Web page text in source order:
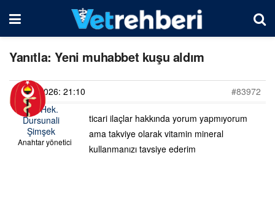
Yanıtla: Yeni muhabbet kuşu aldım
20/06/2026: 21:10
#83972
Vet. Hek.
Dursunali
Şimşek
Anahtar yönetici
ticari ilaçlar hakkında yorum yapmıyorum
ama takviye olarak vitamin mineral
kullanmanızı tavsiye ederim